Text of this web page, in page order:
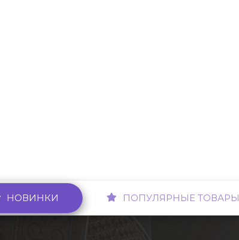
НОВИНКИ ПОПУЛЯРНЫЕ ТОВАРЫ